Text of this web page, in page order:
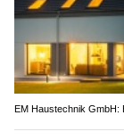
EM Haustechnik GmbH: